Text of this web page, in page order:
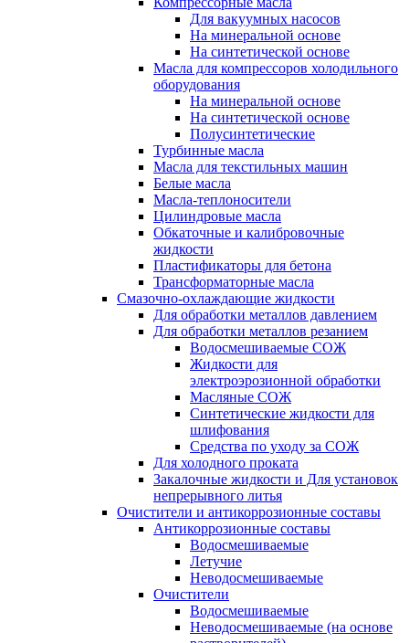
Для вакуумных насосов
На минеральной основе
На синтетической основе
Масла для компрессоров холодильного
оборудования
На минеральной основе
На синтетической основе
Полусинтетические
Турбинные масла
Масла для текстильных машин
Белые масла
Масла-теплоносители
Цилиндровые масла
Обкаточные и калибровочные
жидкости
Пластификаторы для бетона
Трансформаторные масла
Смазочно-охлаждающие жидкости
Для обработки металлов давлением
Для обработки металлов резанием
Водосмешиваемые СОЖ
Жидкости для
электроэрозионной обработки
Масляные СОЖ
Синтетические жидкости для
шлифования
Средства по уходу за СОЖ
Для холодного проката
Закалочные жидкости и Для установок
непрерывного литья
Очистители и антикоррозионные составы
Антикоррозионные составы
Водосмешиваемые
Летучие
Неводосмешиваемые
Очистители
Водосмешиваемые
Неводосмешиваемые (на основе